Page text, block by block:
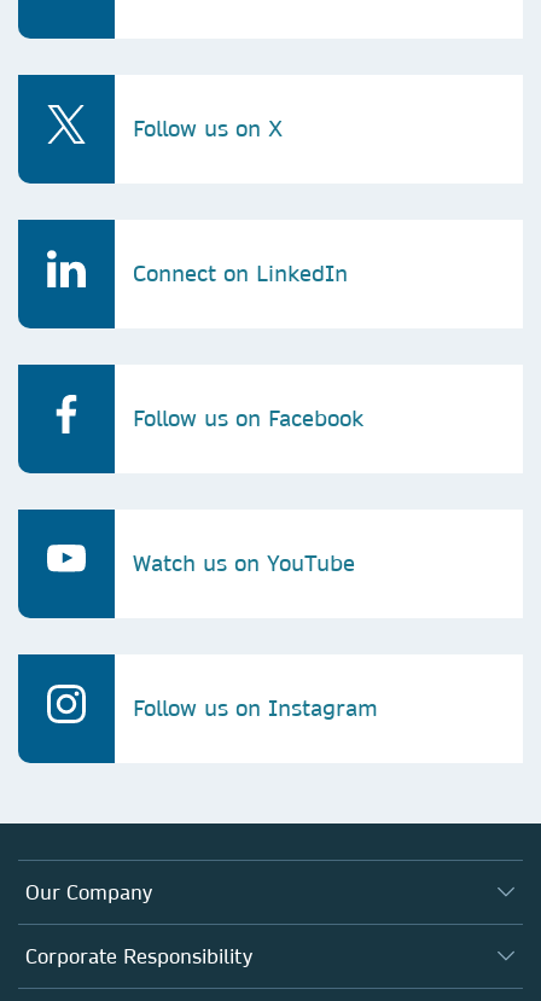
Follow us on X
Connect on LinkedIn
Follow us on Facebook
Watch us on YouTube
Follow us on Instagram
Our Company
About us
Executive team
Corporate Responsibility